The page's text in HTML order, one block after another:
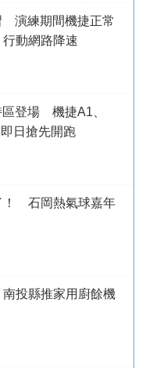
演練期間機捷正常
動網路降速
登場 機捷A1、
日搶先開跑
！ 石岡熱氣球嘉年
投縣推家用廚餘機